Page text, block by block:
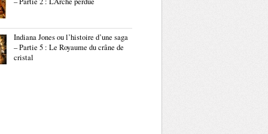
Indiana Jones ou l’histoire d’une saga
– Partie 5 : Le Royaume du crâne de
cristal